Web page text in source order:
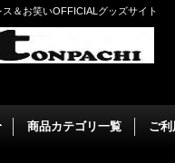
ス＆お笑いOFFICIALグッズサイト
商品カテゴリ一覧 ご